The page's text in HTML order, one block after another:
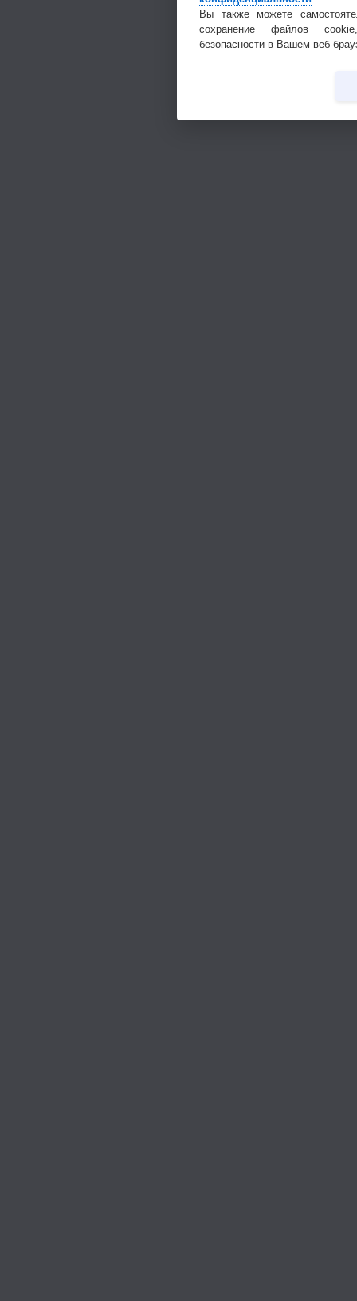
Вы также можете
сохранение файлов
безопасности в Вашем веб-